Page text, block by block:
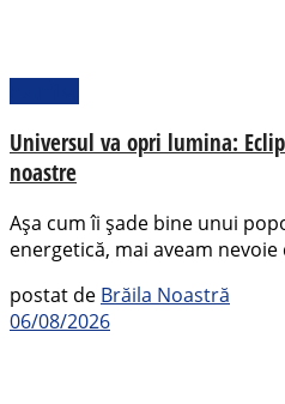
Universul va opri lumina:
noastre
Așa cum îi șade bine unui
energetică, mai aveam
postat de Brăila Noastră
06/08/2026